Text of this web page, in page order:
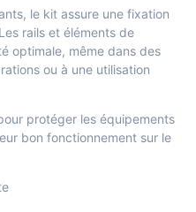
le kit assure une fixation
rails et éléments de
optimale, même dans des
ou à une utilisation
protéger les équipements
bon fonctionnement sur le